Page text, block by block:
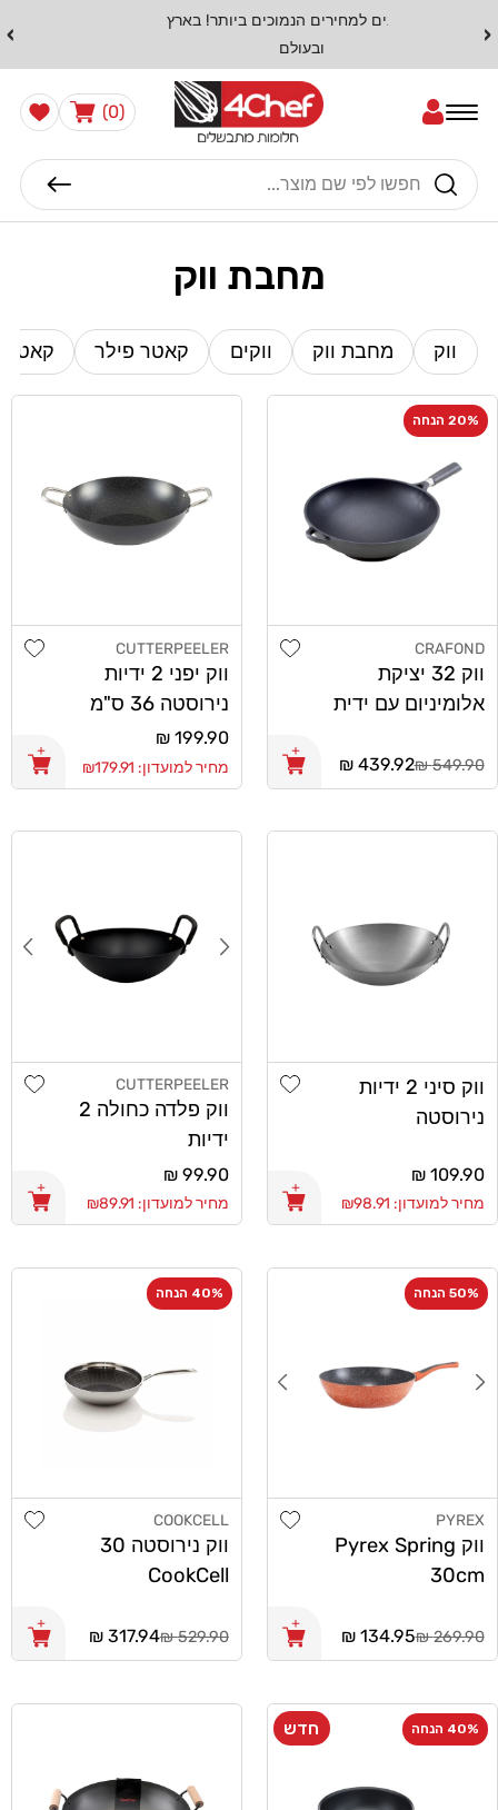
‹
מתחייבים למחירים הנמוכים ביותר! בארץ
›
חיפוש
עֲגָלָה(0)
0
פריטים
הרשימה
שלי
מחבת ווק
ווק מחבת ווק ווקים קאטר פילר
20% הנחה
מוֹכֵר:
CRAFOND
ווק 32 יציקת
אלומיניום עם ידית
מחיר
רגיל
549.90 ₪
439.92 ₪
Add wishlist
מוֹכֵר:
CUTTERPEELER
ווק יפני 2 ידיות
נירוסטה 36 ס"מ
CutterPeeler
מחיר
רגיל
199.90 ₪
מחיר למועדון: ₪179.91
ווק סיני 2 ידיות
נירוסטה
30cm
מחיר
רגיל
109.90 ₪
מחיר למועדון: ₪98.91
Add wishlist
מוֹכֵר:
CUTTERPEELER
ווק פלדה כחולה 2
ידיות
CutterPeeler
18cm
מחיר
רגיל
99.90 ₪
מחיר למועדון: ₪89.91
50% הנחה
מוֹכֵר:
PYREX
ווק Pyrex Spring
30cm
מחיר
רגיל
269.90 ₪
134.95 ₪
Add wishlist
40% הנחה
מוֹכֵר:
COOKCELL
ווק נירוסטה 30
CookCell
מחיר
רגיל
529.90 ₪
317.94 ₪
40% הנחה חדש